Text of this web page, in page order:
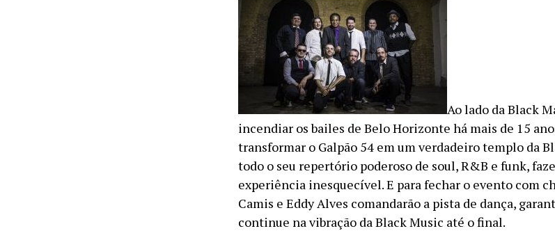
Ao lado da Black
incendiar os bailes de Belo Horizonte há mais de 15
transformar o Galpão 54 em um verdadeiro templo da
todo o seu repertório poderoso de soul, R&B e funk,
experiência inesquecível. E para fechar o evento com
Camis e Eddy Alves comandarão a pista de dança,
continue na vibração da Black Music até o final.